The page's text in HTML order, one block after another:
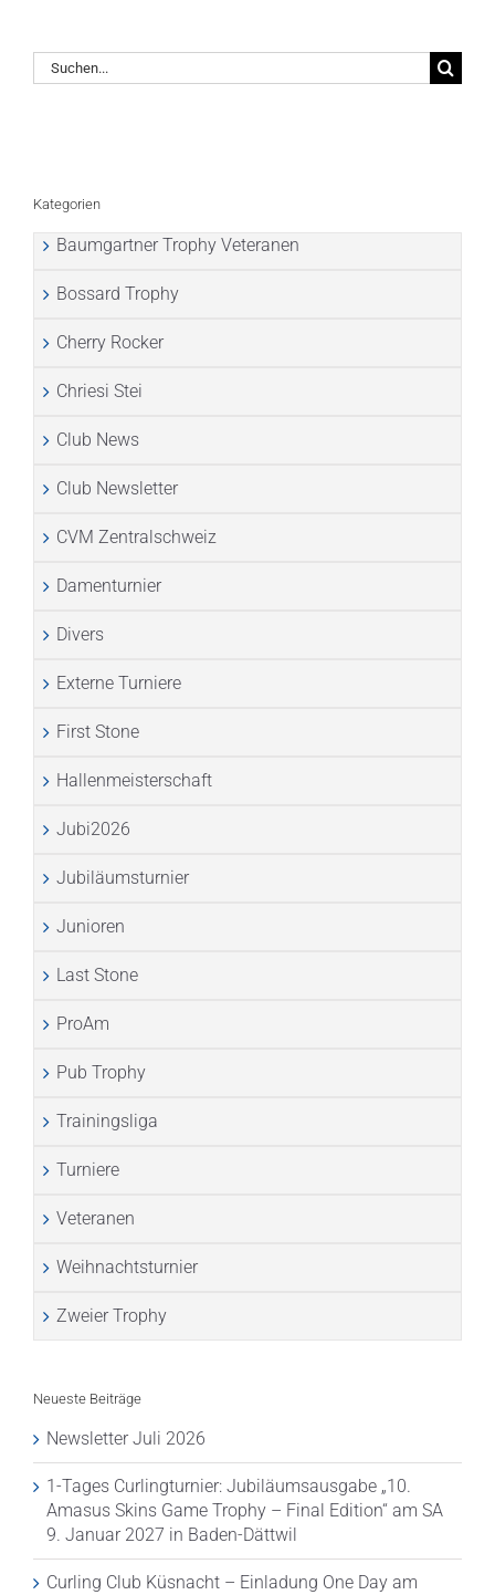
Suche
nach:
Kategorien
Baumgartner Trophy Veteranen
Bossard Trophy
Cherry Rocker
Chriesi Stei
Club News
Club Newsletter
CVM Zentralschweiz
Damenturnier
Divers
Externe Turniere
First Stone
Hallenmeisterschaft
Jubi2026
Jubiläumsturnier
Junioren
Last Stone
ProAm
Pub Trophy
Trainingsliga
Turniere
Veteranen
Weihnachtsturnier
Zweier Trophy
Neueste Beiträge
Newsletter Juli 2026
1-Tages Curlingturnier: Jubiläumsausgabe „10.
Amasus Skins Game Trophy – Final Edition“ am SA
9. Januar 2027 in Baden-Dättwil
Curling Club Küsnacht – Einladung One Day am